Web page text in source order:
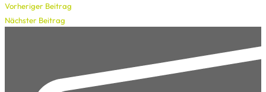
Vorheriger Beitrag
Nächster Beitrag